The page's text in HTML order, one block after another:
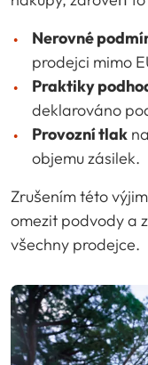
Nerovné
prodejci mimo
Praktiky
deklarováno
Provozní tlak
objemu zásilek.
Zrušením této
omezit podvody a
všechny prodejce.